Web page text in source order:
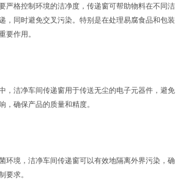
格控制环境的洁净度，传递窗可帮助物料在不同洁
，同时避免交叉污染。特别是在处理易腐食品和包装
要作用。
洁净车间传递窗用于传送无尘的电子元器件，避免
，确保产品的质量和精度。
境，洁净车间传递窗可以有效地隔离外界污染，确
要求。